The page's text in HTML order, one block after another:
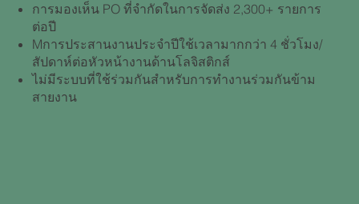
การมองเห็น PO ที่จํากัดในการจัดส่ง 2,300+ รายการ
ต่อปี
Mการประสานงานประจําปีใช้เวลามากกว่า 4 ชั่วโมง/
สัปดาห์ต่อหัวหน้างานด้านโลจิสติกส์
ไม่มีระบบที่ใช้ร่วมกันสําหรับการทํางานร่วมกันข้าม
สายงาน